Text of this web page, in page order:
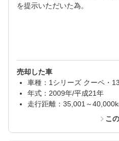
を提示いただいた為。
売却した車
車種：1シリーズ クーペ・
年式：2009年/平成21年
走行距離：35,001～
こ